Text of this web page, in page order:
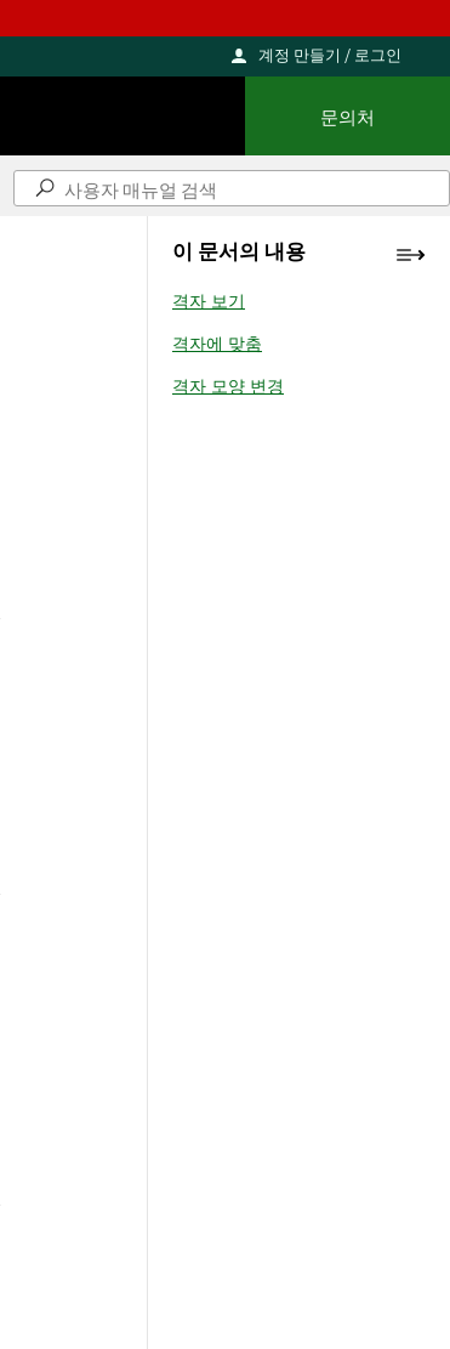
계정 만들기 / 로그인
문의처
이 문서의 내용
격자 보기
격자에 맞춤
격자 모양 변경